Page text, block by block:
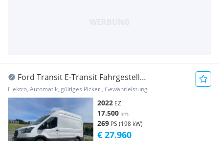
Ford Transit E-Transit Fahrgestell
67kWh/198kW L2H3 425 Trend N2 Transporter /
Kastenwagen
Elektro, Automatik, gültiges Pickerl, Gewährleistung
2022 EZ
17.500 km
269 PS (198 kW)
€ 27.960